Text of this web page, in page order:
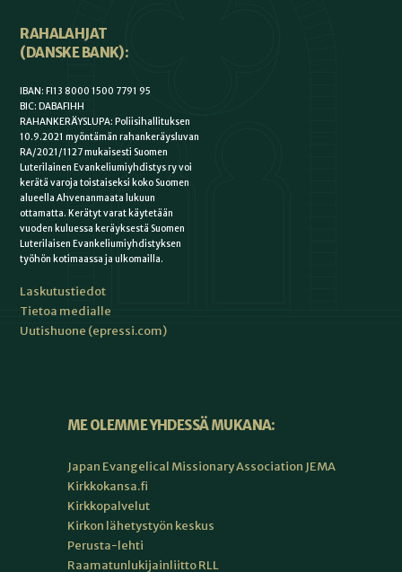
RAHALAHJAT
(DANSKE BANK):
IBAN: FI13 8000 1500 7791 95
BIC: DABAFIHH
RAHANKERÄYSLUPA: Poliisihallituksen
10.9.2021 myöntämän rahankeräysluvan
RA/2021/1127 mukaisesti Suomen
Luterilainen Evankeliumiyhdistys ry voi
kerätä varoja toistaiseksi koko Suomen
alueella Ahvenanmaata lukuun
ottamatta. Kerätyt varat käytetään
vuoden kuluessa keräyksestä Suomen
Luterilaisen Evankeliumiyhdistyksen
työhön kotimaassa ja ulkomailla.
Laskutustiedot
Tietoa medialle
Uutishuone (epressi.com)
ME OLEMME YHDESSÄ MUKANA:
Japan Evangelical Missionary Association JEMA
Kirkkokansa.fi
Kirkkopalvelut
Kirkon lähetystyön keskus
Perusta-lehti
Raamatunlukijainliitto RLL